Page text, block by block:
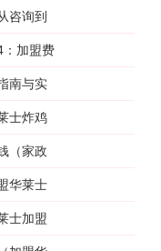
2025-11-27 15:20:14
2025-11-27 15:19:50
咨询到
2025-11-27 15:19:08
：加盟费
2025-11-27 15:18:32
南与实
2024-10-25 16:02:17
士炸鸡
2023-12-18 21:58:21
（家政
2023-12-18 21:58:20
华莱士
士加盟